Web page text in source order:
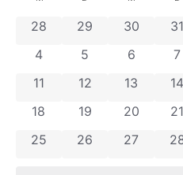
Datum
aus.
von
Veranstaltungen
0 Veranstaltungen
28 0 Veranstaltungen
29 0
30 0
31
0 Veranstaltungen
4 0 Veranstaltungen
5 0
6 0
7
0 Veranstaltungen
11 0 Veranstaltungen
12 0
13 0
14
0 Veranstaltungen
18 0 Veranstaltungen
19 0
20 0
21
0 Veranstaltungen
25 0
26 0
27 0